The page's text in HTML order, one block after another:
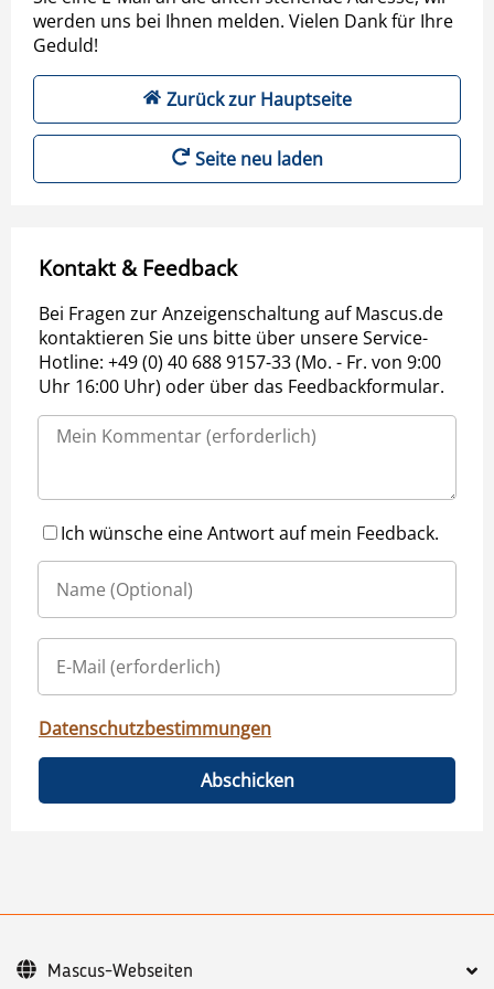
werden uns bei Ihnen melden. Vielen Dank für Ihre
Geduld!
Zurück zur Hauptseite
Seite neu laden
Kontakt & Feedback
Bei Fragen zur Anzeigenschaltung auf Mascus.de
kontaktieren Sie uns bitte über unsere Service-
Hotline: +49 (0) 40 688 9157-33 (Mo. - Fr. von 9:00
Uhr 16:00 Uhr) oder über das Feedbackformular.
Ich wünsche eine Antwort auf mein Feedback.
Datenschutzbestimmungen
Abschicken
Mascus-Webseiten